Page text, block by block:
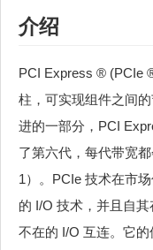
介绍
PCI Express ® (PCIe
柱，可实现组件之间
进的一部分，PCI
了第六代，每代带宽
1）。PCIe 技术在市
的 I/O 技术，并且自
不在的 I/O 互连。它